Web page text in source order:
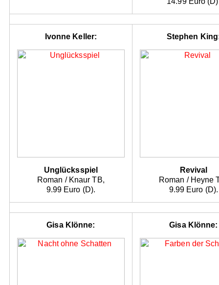
Ivonne Keller:
Unglücksspiel
Roman / Knaur TB,
9.99 Euro (D).
Stephen
Revival
Roman / Heyne
9.99 Euro (D).
Gisa Klönne: Gisa Klönne: